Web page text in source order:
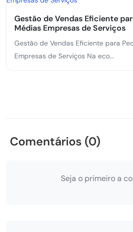
Gestão de Vendas Eficiente
Médias Empresas de Serviços
Gestão de Vendas Eficiente para
Empresas de Serviços Na eco...
Comentários (0)
Seja o primeiro a